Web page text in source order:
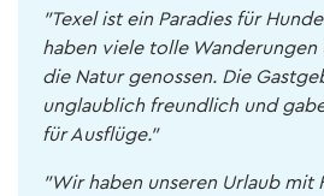
"Texel ist ein Paradies für
haben viele tolle
die Natur genossen. Die
unglaublich freundlich und
für Ausflüge."
"Wir haben unseren Urlaub mit